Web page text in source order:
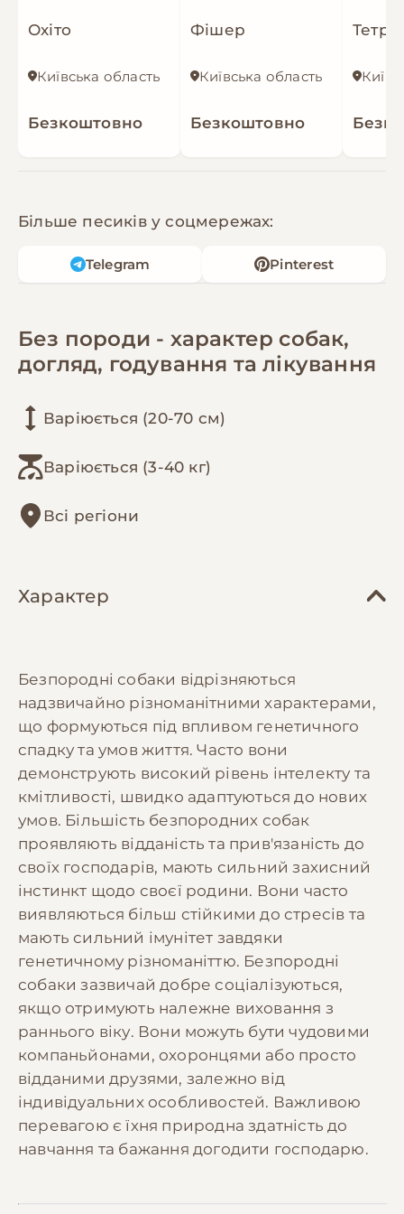
Охіто
Київська область
Безкоштовно
Фішер
Київська область
Безкоштовно
Тетріс
Більше песиків у соцмережах:
Telegram Pinterest
Без породи - характер собак,
догляд, годування та лікування
Варіюється (20-70 см)
Варіюється (3-40 кг)
Всі регіони
Характер
Безпородні собаки відрізняються
надзвичайно різноманітними характерами,
що формуються під впливом генетичного
спадку та умов життя. Часто вони
демонструють високий рівень інтелекту та
кмітливості, швидко адаптуються до нових
умов. Більшість безпородних собак
проявляють відданість та прив'язаність до
своїх господарів, мають сильний захисний
інстинкт щодо своєї родини. Вони часто
виявляються більш стійкими до стресів та
мають сильний імунітет завдяки
генетичному різноманіттю. Безпородні
собаки зазвичай добре соціалізуються,
якщо отримують належне виховання з
раннього віку. Вони можуть бути чудовими
компаньйонами, охоронцями або просто
відданими друзями, залежно від
індивідуальних особливостей. Важливою
перевагою є їхня природна здатність до
навчання та бажання догодити господарю.